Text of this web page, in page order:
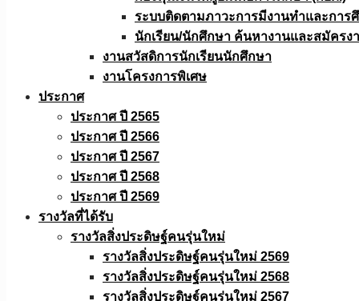
ระบบติดตามภาวะการมีงานทำและการ
นักเรียน/นักศึกษา ค้นหางานและสมัครง
งานสวัสดิการนักเรียนนักศึกษา
งานโครงการพิเศษ
ประกาศ
ประกาศ ปี 2565
ประกาศ ปี 2566
ประกาศ ปี 2567
ประกาศ ปี 2568
ประกาศ ปี 2569
รางวัลที่ได้รับ
รางวัลสิ่งประดิษฐ์คนรุ่นใหม่
รางวัลสิ่งประดิษฐ์คนรุ่นใหม่ 2569
รางวัลสิ่งประดิษฐ์คนรุ่นใหม่ 2568
รางวัลสิ่งประดิษฐ์คนรุ่นใหม่ 2567